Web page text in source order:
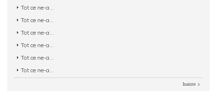
Tot ce ne-a...
Tot ce ne-a...
Tot ce ne-a...
Tot ce ne-a...
Tot ce ne-a...
Tot ce ne-a...
Inainte